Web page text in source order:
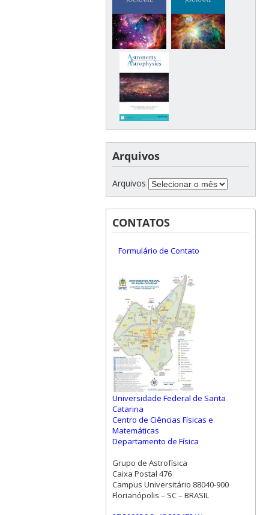
Arquivos
Arquivos
CONTATOS
Formulário de Contato
Universidade Federal de Santa
Catarina
Centro de Ciências Físicas e
Matemáticas
Departamento de Física
Grupo de Astrofísica
Caixa Postal 476
Campus Universitário 88040-900
Florianópolis – SC – BRASIL